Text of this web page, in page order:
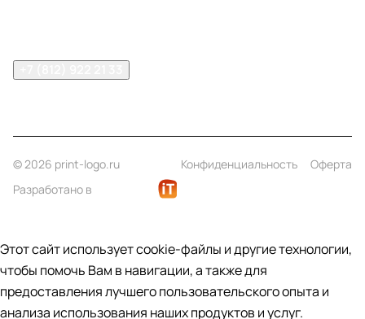
© 2026 print-logo.ru Конфиденциальность
Оферта
Разработано в
Этот сайт использует cookie-файлы и другие технологии,
чтобы помочь Вам в навигации, а также для
предоставления лучшего пользовательского опыта и
анализа использования наших продуктов и услуг.